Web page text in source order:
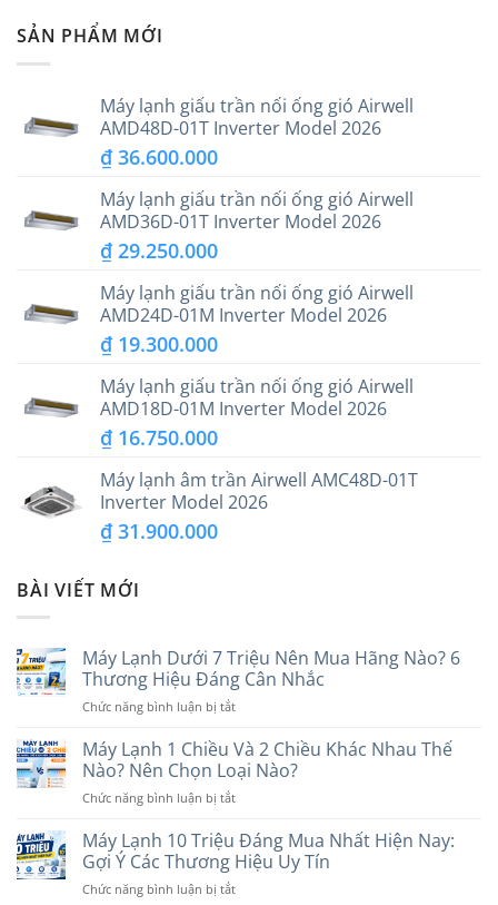
SẢN PHẨM MỚI
Máy lạnh giấu trần nối ống gió Airwell
AMD48D-01T Inverter Model 2026
₫ 36.600.000
Máy lạnh giấu trần nối ống gió Airwell
AMD36D-01T Inverter Model 2026
₫ 29.250.000
Máy lạnh giấu trần nối ống gió Airwell
AMD24D-01M Inverter Model 2026
₫ 19.300.000
Máy lạnh giấu trần nối ống gió Airwell
AMD18D-01M Inverter Model 2026
₫ 16.750.000
Máy lạnh âm trần Airwell AMC48D-01T
Inverter Model 2026
₫ 31.900.000
BÀI VIẾT MỚI
Máy Lạnh Dưới 7 Triệu Nên Mua Hãng Nào? 6
Thương Hiệu Đáng Cân Nhắc
Chức năng bình luận bị tắtở
Lạnh
Dưới
7
Triệu
Mua
Hãng
Nào?
6
Máy Lạnh 1 Chiều Và 2 Chiều Khác Nhau Thế
Nào? Nên Chọn Loại Nào?
Chức năng bình luận bị tắtở
Lạnh
1
Chiều
Và
Máy Lạnh 10 Triệu Đáng Mua Nhất Hiện Nay:
Gợi Ý Các Thương Hiệu Uy Tín
Chức năng bình luận bị tắtở